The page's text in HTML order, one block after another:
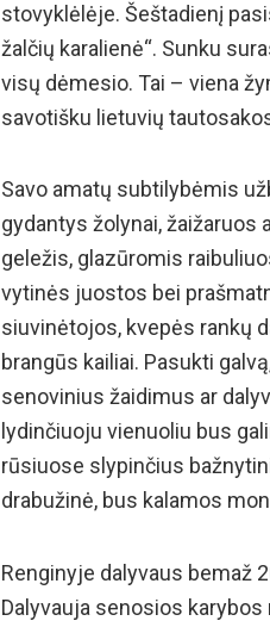
stovyklėlėje. Šeštadienį
žalčių karalienė“. Sunku
visų dėmesio. Tai – viena
savotišku lietuvių
Savo amatų subtilybėmis
gydantys žolynai, žaižaruos
geležis, glazūromis
vytinės juostos bei
siuvinėtojos, kvepės rankų
brangūs kailiai. Pasukti
senovinius žaidimus ar
lydinčiuoju vienuoliu bus
rūsiuose slypinčius
drabužinė, bus kalamos
Renginyje dalyvaus bemaž
Dalyvauja senosios karybos